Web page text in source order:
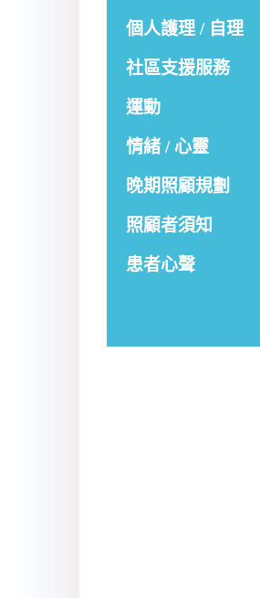
個人護理 / 自理
社區支援服務
運動
情緒 / 心靈
晚期照顧規劃
照顧者須知
患者心聲